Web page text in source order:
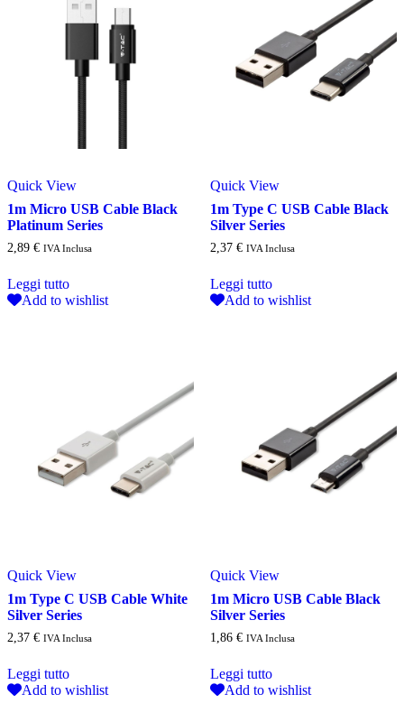
Quick View
1m Micro USB Cable Black
Platinum Series
2,89 € IVA Inclusa
Leggi tutto
Add to wishlist
Quick View
1m Type C USB Cable Black
Silver Series
2,37 € IVA Inclusa
Leggi tutto
Add to wishlist
Quick View
1m Type C USB Cable White
Silver Series
2,37 € IVA Inclusa
Leggi tutto
Add to wishlist
Quick View
1m Micro USB Cable Black
Silver Series
1,86 € IVA Inclusa
Leggi tutto
Add to wishlist